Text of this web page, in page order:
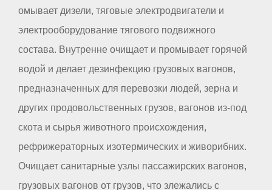
омывает дизели, тяговые электродвигатели и
электрооборудование тягового подвижного
состава. Внутренне очищает и промывает горячей
водой и делает дезинфекцию грузовых вагонов,
предназначенных для перевозки людей, зерна и
других продовольственных грузов, вагонов из-под
скота и сырья животного происхождения,
рефрижераторных изотермических и живорибних.
Очищает санитарные узлы пассажирских вагонов,
грузовых вагонов от грузов, что злежались с